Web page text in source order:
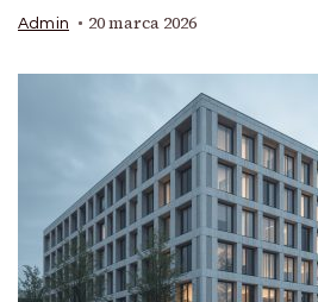
Admin 20 marca 2026